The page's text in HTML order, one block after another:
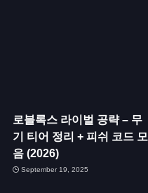
로블록스 라이벌 공략 – 무
기 티어 정리 + 피쉬 코드 모
음 (2026)
September 19, 2025